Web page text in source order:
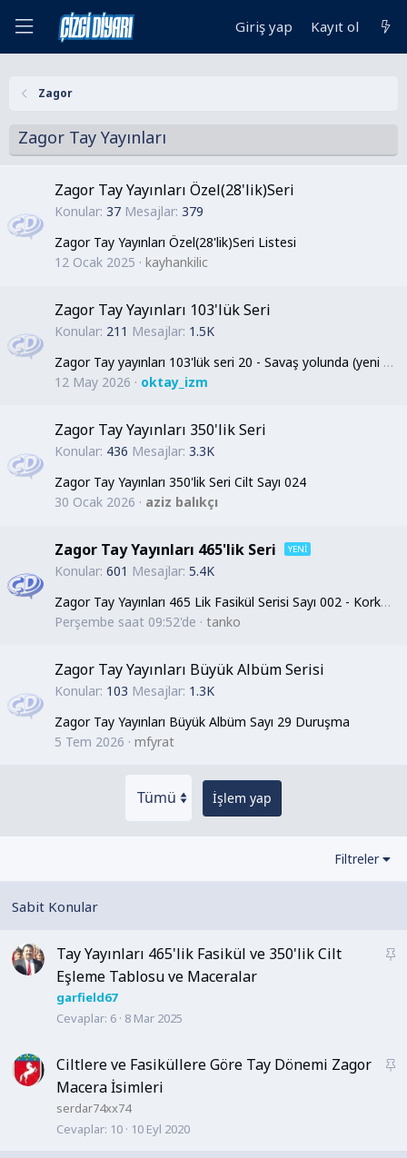
Giriş yap Kayıt ol
Zagor
Zagor Tay Yayınları
Zagor Tay Yayınları Özel(28'lik)Seri
Konular 37 Mesajlar 379
Zagor Tay Yayınları Özel(28'lik)Seri Listesi
12 Ocak 2025
kayhankilic
Zagor Tay Yayınları 103'lük Seri
Konular 211 Mesajlar 1.5K
Zagor Tay yayınları 103'lük seri 20 - Savaş yolunda (yeni tarama)
12 May 2026
oktay_izm
Zagor Tay Yayınları 350'lik Seri
Konular 436 Mesajlar 3.3K
Zagor Tay Yayınları 350'lik Seri Cilt Sayı 024
30 Ocak 2026
aziz balıkçı
Zagor Tay Yayınları 465'lik Seri
Konular 601 Mesajlar 5.4K
Zagor Tay Yayınları 465 Lik Fasikül Serisi Sayı 002 - Korkunç Mücadele
Perşembe saat 09:52'de
tanko
Zagor Tay Yayınları Büyük Albüm Serisi
Konular 103 Mesajlar 1.3K
Zagor Tay Yayınları Büyük Albüm Sayı 29 Duruşma
5 Tem 2026
mfyrat
İşlem yap
Filtreler
S
Tay Yayınları 465'lik Fasikül ve 350'lik Cilt
Eşleme Tablosu ve Maceralar
garfield67
Cevaplar 6 8 Mar 2025
S
Ciltlere ve Fasiküllere Göre Tay Dönemi Zagor
Macera İsimleri
serdar74xx74
Cevaplar 10 10 Eyl 2020